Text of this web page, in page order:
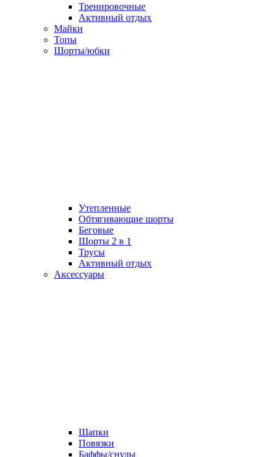
Тренировочные
Активный отдых
Майки
Топы
Шорты/юбки
Утепленные
Обтягивающие шорты
Беговые
Шорты 2 в 1
Трусы
Активный отдых
Аксессуары
Шапки
Повязки
Баффы/снуды